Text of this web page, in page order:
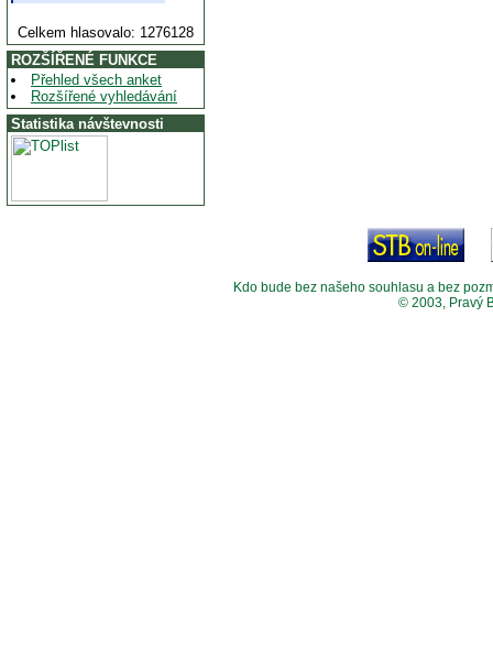
Celkem hlasovalo: 1276128
ROZŠÍŘENÉ FUNKCE
Přehled všech anket
Rozšířené vyhledávání
Statistika návštevnosti
Kdo bude bez našeho souhlasu a bez
© 2003, Pravý